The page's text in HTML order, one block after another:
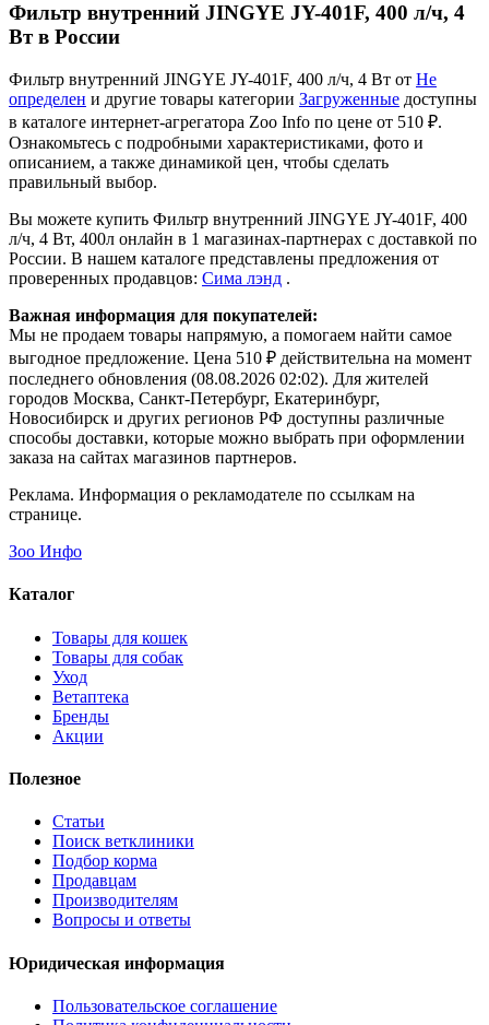
Фильтр внутренний JINGYE JY-401F, 400 л/ч, 4
Вт в России
Фильтр внутренний JINGYE JY-401F, 400 л/ч, 4 Вт от Не
определен и другие товары категории Загруженные доступны
в каталоге интернет-агрегатора Zoo Info по цене от 510 ₽.
Ознакомьтесь с подробными характеристиками, фото и
описанием, а также динамикой цен, чтобы сделать
правильный выбор.
Вы можете купить Фильтр внутренний JINGYE JY-401F, 400
л/ч, 4 Вт, 400л онлайн в 1 магазинах-партнерах с доставкой по
России. В нашем каталоге представлены предложения от
проверенных продавцов: Сима лэнд .
Важная информация для покупателей:
Мы не продаем товары напрямую, а помогаем найти самое
выгодное предложение. Цена 510 ₽ действительна на момент
последнего обновления (08.08.2026 02:02). Для жителей
городов Москва, Санкт-Петербург, Екатеринбург,
Новосибирск и других регионов РФ доступны различные
способы доставки, которые можно выбрать при оформлении
заказа на сайтах магазинов партнеров.
Реклама. Информация о рекламодателе по ссылкам на
странице.
Зоо Инфо
Каталог
Товары для кошек
Товары для собак
Уход
Ветаптека
Бренды
Акции
Полезное
Статьи
Поиск ветклиники
Подбор корма
Продавцам
Производителям
Вопросы и ответы
Юридическая информация
Пользовательское соглашение